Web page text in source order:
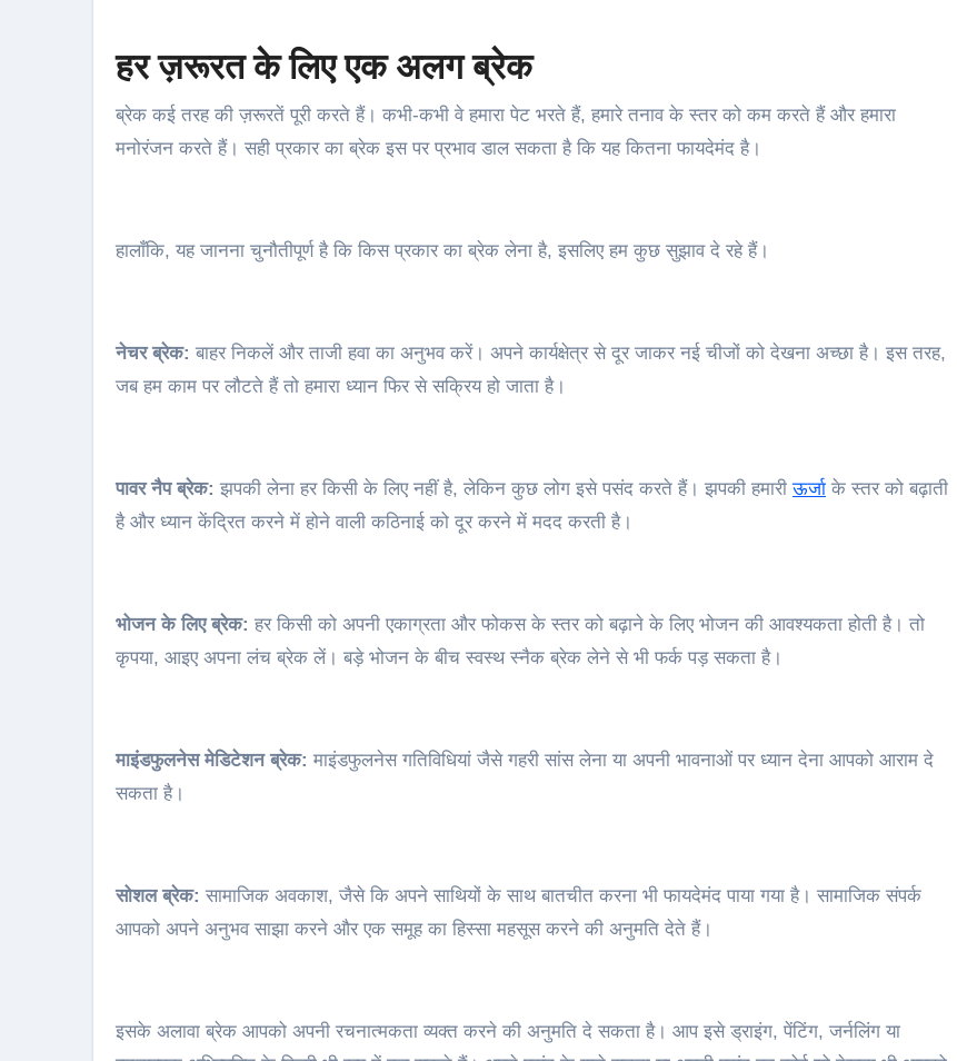
हर ज़रूरत के लिए एक अलग ब्रेक
ब्रेक कई तरह की ज़रूरतें पूरी करते हैं। कभी-कभी वे हमारा पेट भरते हैं, हमारे तनाव के स्तर को कम करते हैं और हमारा
मनोरंजन करते हैं। सही प्रकार का ब्रेक इस पर प्रभाव डाल सकता है कि यह कितना फायदेमंद है।
हालाँकि, यह जानना चुनौतीपूर्ण है कि किस प्रकार का ब्रेक लेना है, इसलिए हम कुछ सुझाव दे रहे हैं।
नेचर ब्रेक: बाहर निकलें और ताजी हवा का अनुभव करें। अपने कार्यक्षेत्र से दूर जाकर नई चीजों को देखना अच्छा है। इस तरह,
जब हम काम पर लौटते हैं तो हमारा ध्यान फिर से सक्रिय हो जाता है।
पावर नैप ब्रेक: झपकी लेना हर किसी के लिए नहीं है, लेकिन कुछ लोग इसे पसंद करते हैं। झपकी हमारीऊर्जा के स्तर को बढ़ाती
है और ध्यान केंद्रित करने में होने वाली कठिनाई को दूर करने में मदद करती है।
भोजन के लिए ब्रेक: हर किसी को अपनी एकाग्रता और फोकस के स्तर को बढ़ाने के लिए भोजन की आवश्यकता होती है। तो
कृपया, आइए अपना लंच ब्रेक लें। बड़े भोजन के बीच स्वस्थ स्नैक ब्रेक लेने से भी फर्क पड़ सकता है।
माइंडफुलनेस मेडिटेशन ब्रेक: माइंडफुलनेस गतिविधियां जैसे गहरी सांस लेना या अपनी भावनाओं पर ध्यान देना आपको आराम दे
सकता है।
सोशल ब्रेक: सामाजिक अवकाश, जैसे कि अपने साथियों के साथ बातचीत करना भी फायदेमंद पाया गया है। सामाजिक संपर्क
आपको अपने अनुभव साझा करने और एक समूह का हिस्सा महसूस करने की अनुमति देते हैं।
इसके अलावा ब्रेक आपको अपनी रचनात्मकता व्यक्त करने की अनुमति दे सकता है। आप इसे ड्राइंग, पेंटिंग, जर्नलिंग या